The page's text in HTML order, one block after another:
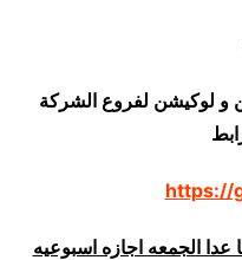
و لوكيشن لفروع الشركة
https://
عدا الجمعه اجازه اسبوعيه